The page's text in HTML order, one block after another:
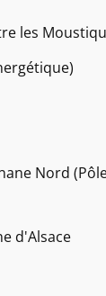
les
Nord
d'Alsace